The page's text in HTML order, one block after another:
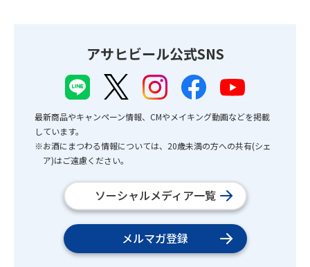
アサヒビール公式SNS
最新商品やキャンペーン情報、CMやメイキング動画などを掲載
しています。
※お酒にまつわる情報については、20歳未満の方への共有(シェ
ア)はご遠慮ください。
ソーシャルメディア一覧
メルマガ登録